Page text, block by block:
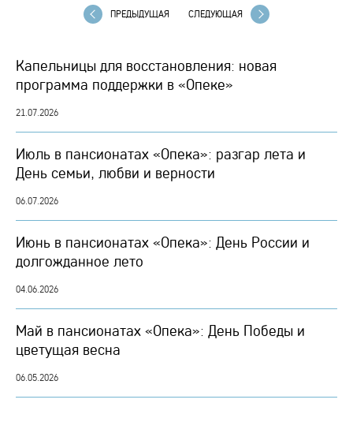
ПРЕДЫДУЩАЯ СЛЕДУЮЩАЯ
Капельницы для восстановления: новая
программа поддержки в «Опеке»
21.07.2026
Июль в пансионатах «Опека»: разгар лета и
День семьи, любви и верности
06.07.2026
Июнь в пансионатах «Опека»: День России и
долгожданное лето
04.06.2026
Май в пансионатах «Опека»: День Победы и
цветущая весна
06.05.2026